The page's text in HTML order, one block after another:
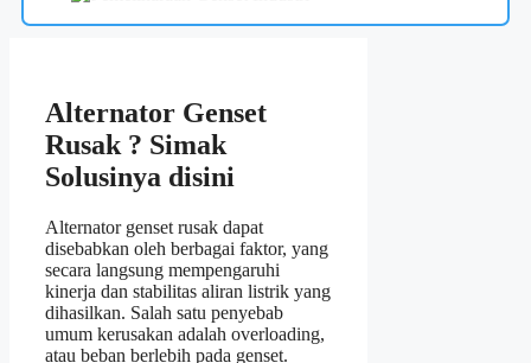
Alternator Genset
Rusak ? Simak
Solusinya disini
Alternator genset rusak dapat
disebabkan oleh berbagai faktor, yang
secara langsung mempengaruhi
kinerja dan stabilitas aliran listrik yang
dihasilkan. Salah satu penyebab
umum kerusakan adalah overloading,
atau beban berlebih pada genset.